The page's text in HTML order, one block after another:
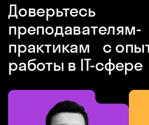
Доверьтесь
преподавателям-
практикам с
работы в IT-сфере